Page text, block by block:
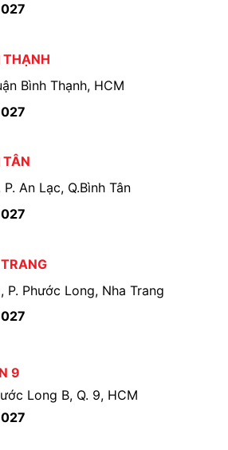
THẠNH
Bình Thạnh, HCM
TÂN
An Lạc, Q.Bình Tân
P. Phước Long, Nha Trang
9
Long B, Q. 9, HCM